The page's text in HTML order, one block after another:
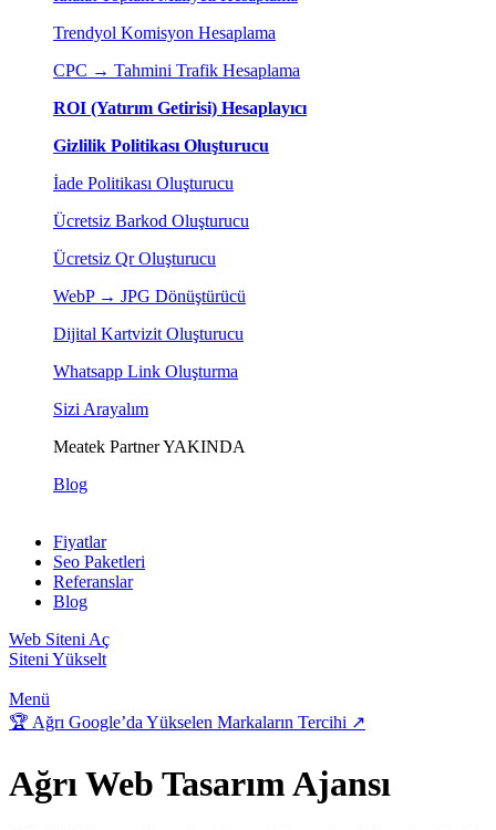
Trendyol Komisyon Hesaplama
CPC → Tahmini Trafik Hesaplama
ROI (Yatırım Getirisi) Hesaplayıcı
Gizlilik Politikası Oluşturucu
İade Politikası Oluşturucu
Ücretsiz Barkod Oluşturucu
Ücretsiz Qr Oluşturucu
WebP → JPG Dönüştürücü
Dijital Kartvizit Oluşturucu
Whatsapp Link Oluşturma
Sizi Arayalım
Meatek PartnerYAKINDA
Blog
Fiyatlar
Seo Paketleri
Referanslar
Blog
Web Siteni Aç
Siteni Yükselt
Menü
🏆 Ağrı Google’da Yükselen Markaların Tercihi ↗
Ağrı Web TasarımAjansı